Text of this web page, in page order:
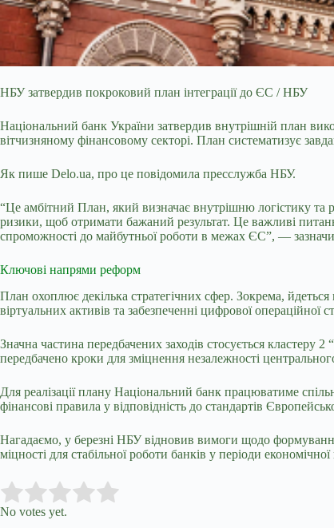
НБУ затвердив покроковий план інтеграції до ЄС / НБУ
Національний банк України затвердив внутрішній план
вітчизняному фінансовому секторі. План систематизує
Як пише Delo.ua, про це повідомила пресслужба НБУ.
“Це амбітний План, який визначає внутрішню логістику та
ризики, щоб отримати бажаний результат. Це важливі
спроможності до майбутньої роботи в межах ЄС”, —
Ключові напрями реформ
План охоплює декілька стратегічних сфер. Зокрема,
віртуальних активів та забезпеченні цифрової операційної
Значна частина передбачених заходів стосується
передбачено кроки для зміцнення незалежності
Для реалізації плану Національний банк працюватиме
фінансові правила у відповідність до стандартів
Нагадаємо, у березні НБУвідновив вимоги щодо
міцності для стабільної роботи банків у періоди економічної
Rate this item:
No votes yet.